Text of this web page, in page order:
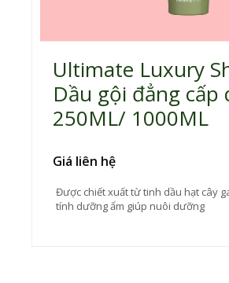
Ultimate Luxury
Dầu gội đẳng cấp
250ML/ 1000ML
Giá liên hệ
Được chiết xuất từ tinh dầu hạt cây
tính dưỡng ẩm giúp nuôi dưỡng